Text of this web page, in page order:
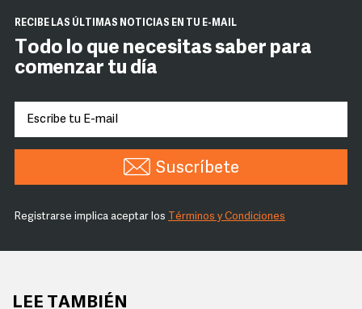
RECIBE LAS ÚLTIMAS NOTICIAS EN TU E-MAIL
Todo lo que necesitas saber para
comenzar tu día
Suscríbete
Registrarse implica aceptar los Términos y Condiciones
LEE TAMBIÉN